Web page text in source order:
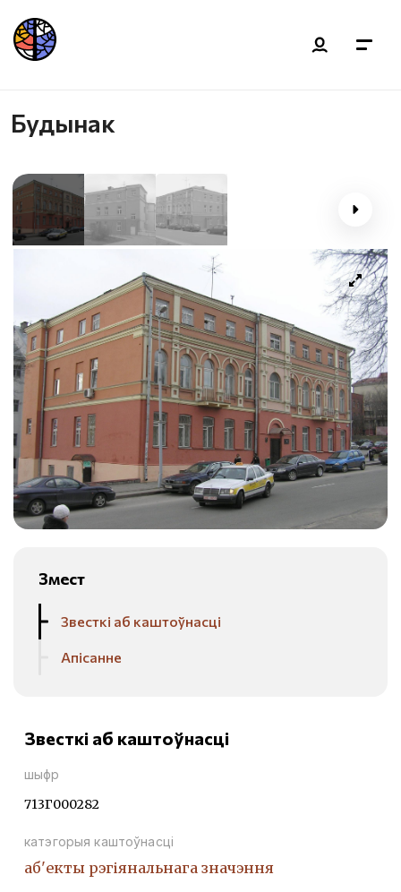
Будынак
Змест
Звесткі аб каштоўнасці
Апісанне
Звесткі аб каштоўнасці
шыфр
713Г000282
катэгорыя каштоўнасці
аб'екты рэгіянальнага значэння